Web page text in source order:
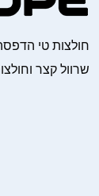
חולצות טי
שרוול קצר